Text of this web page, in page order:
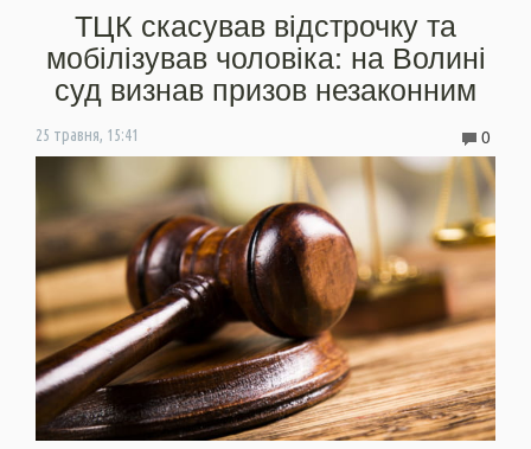
ТЦК скасував відстрочку та
мобілізував чоловіка: на Волині
суд визнав призов незаконним
25 травня, 15:41 0